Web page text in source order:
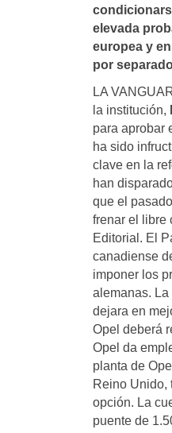
elevada
europea y
por
LA
la institución,
para aprobar
ha sido
clave en la
han
que el
frenar el libre
Editorial. El
canadiense
imponer los
alemanas.
dejara en
Opel deberá
Opel da
planta de
Reino Unido,
opción. La
puente de